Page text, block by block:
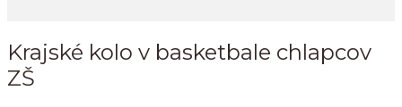
Krajské kolo v basketbale chlapcov
ZŠ